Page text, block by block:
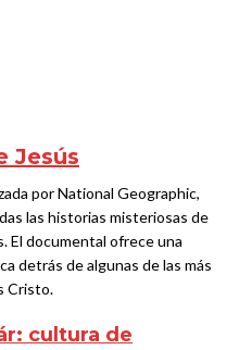
Jesús
por National Geographic,
las historias misteriosas de
El documental ofrece una
detrás de algunas de las más
Cristo.
cultura de